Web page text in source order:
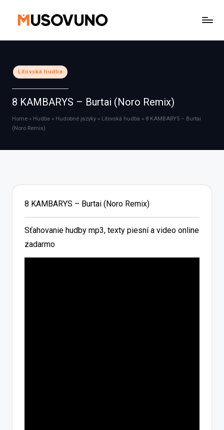
Posted
in
Litovská hudba
8 KAMBARYS – Burtai (Noro Remix)
Home » Hudba » Hudobné jazyky » Litovská hudba » 8 KAMBARYS – Burtai
(Noro Remix)
8 KAMBARYS – Burtai (Noro Remix)
Sťahovanie hudby mp3, texty piesní a video online
zadarmo